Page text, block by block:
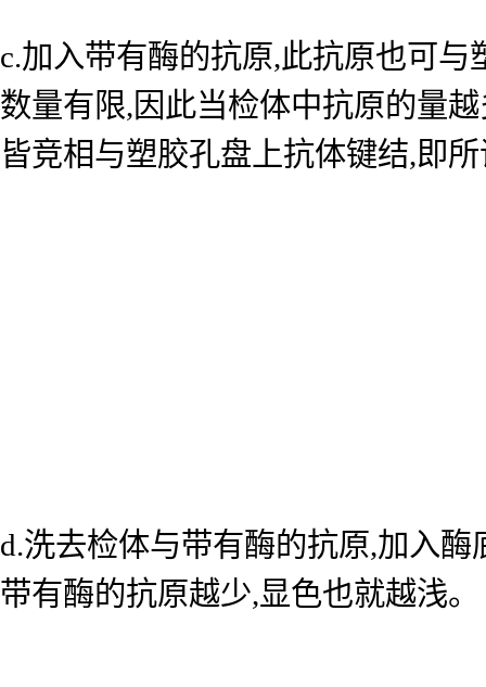
c.加入带有酶的抗原,此抗原也可
数量有限,因此当检体中抗原的量
皆竞相与塑胶孔盘上抗体键结,即
d.洗去检体与带有酶的抗原,加入
带有酶的抗原越少,显色也就越浅。